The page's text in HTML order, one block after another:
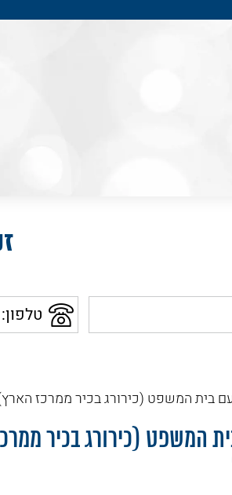
טלפון
בית המשפט (כירורג בכיר ממרכז
המשפט (כירורג בכיר